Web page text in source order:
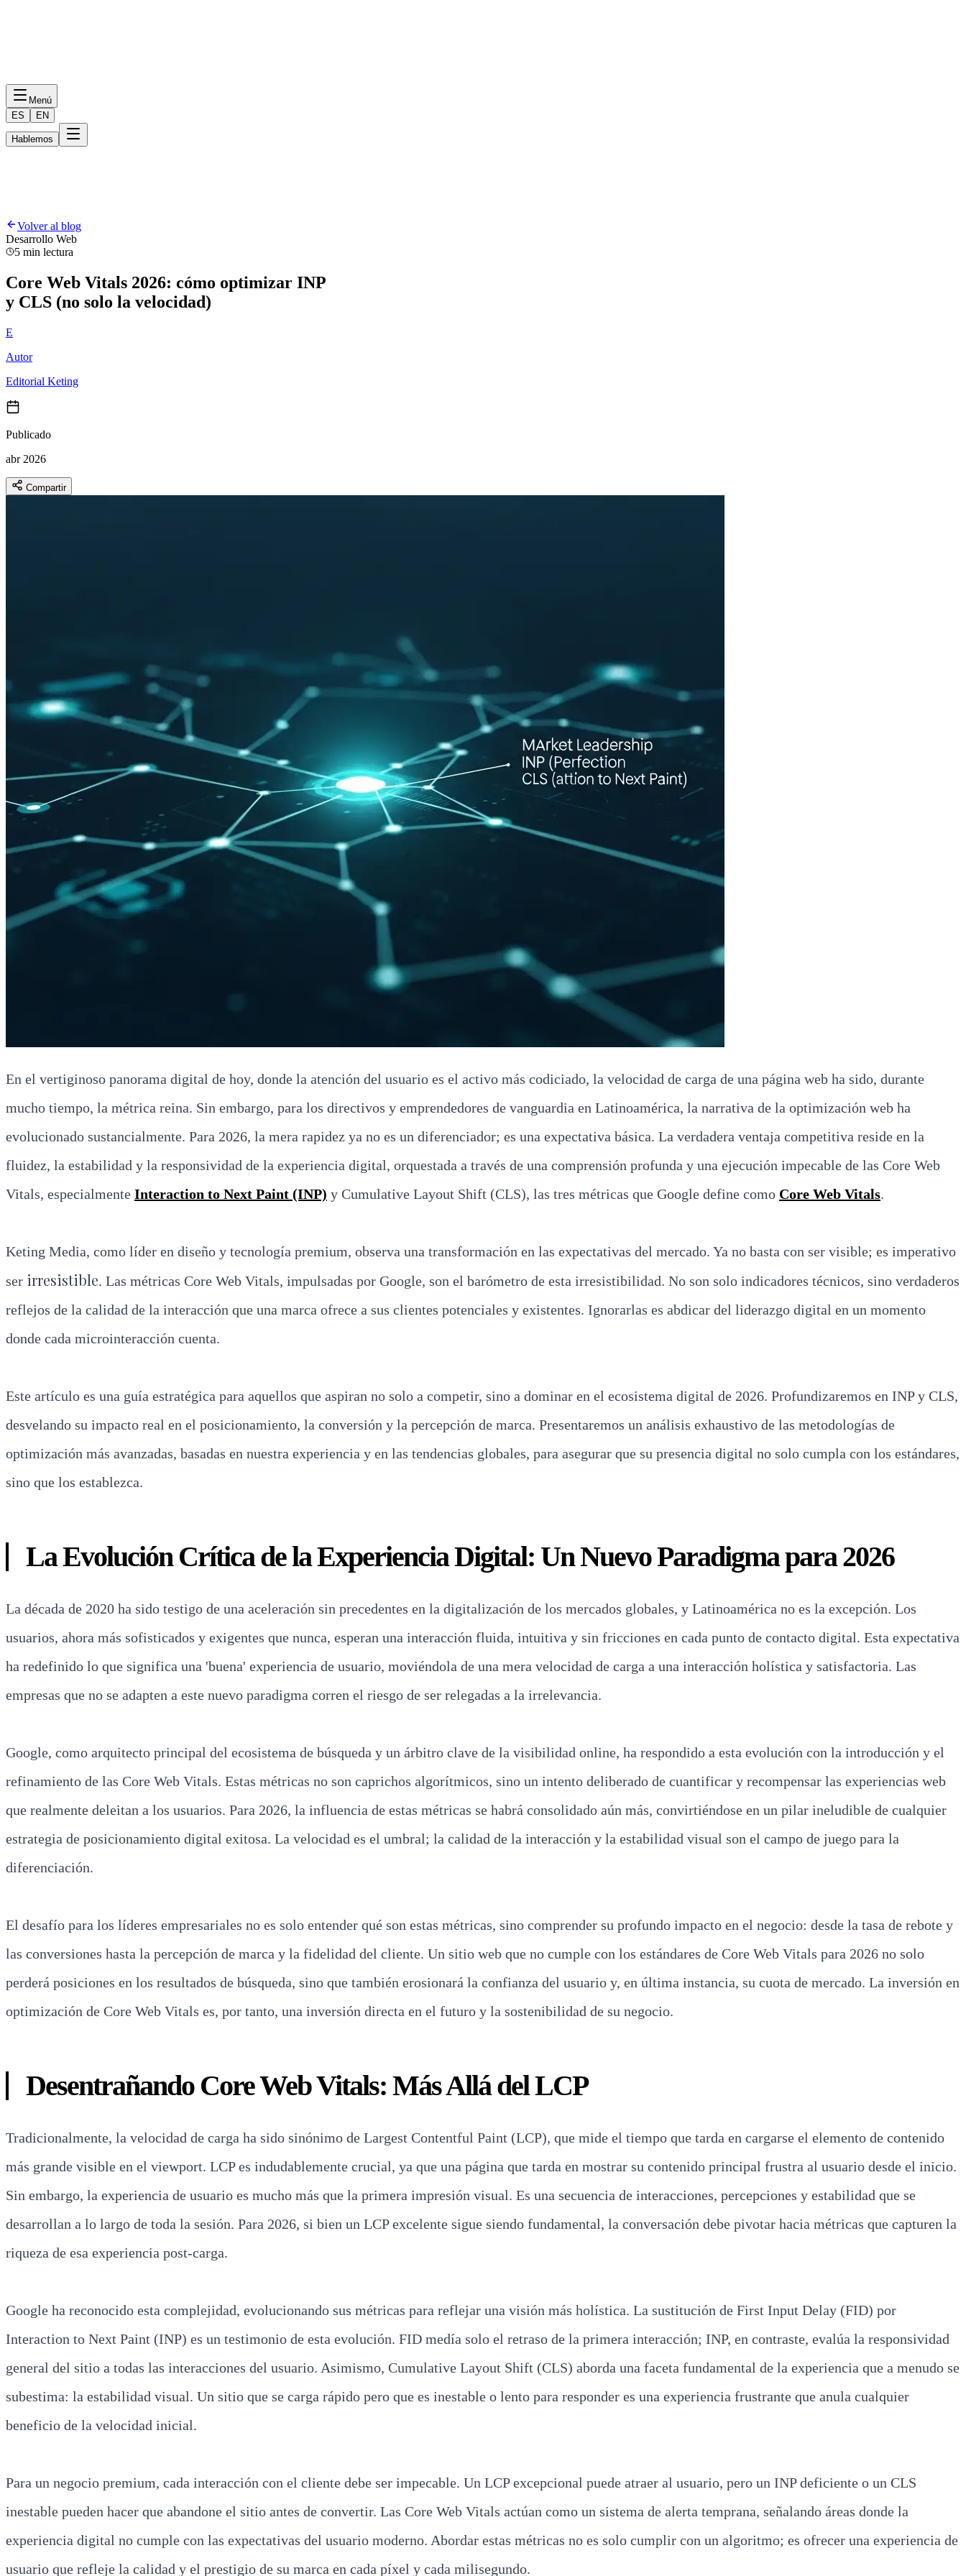
Menú
ES
EN
Hablemos
Volver al blog
Desarrollo Web
5 min lectura
Core Web Vitals 2026: cómo optimizar INP
y CLS (no solo la velocidad)
E
Autor
Editorial Keting
Publicado
abr 2026
Compartir
En el vertiginoso panorama digital de hoy, donde la atención del usuario es el activo más codiciado, la velocidad de carga de una página web ha sido, durante
mucho tiempo, la métrica reina. Sin embargo, para los directivos y emprendedores de vanguardia en Latinoamérica, la narrativa de la optimización web ha
evolucionado sustancialmente. Para 2026, la mera rapidez ya no es un diferenciador; es una expectativa básica. La verdadera ventaja competitiva reside en la
fluidez, la estabilidad y la responsividad de la experiencia digital, orquestada a través de una comprensión profunda y una ejecución impecable de las Core Web
Vitals, especialmente Interaction to Next Paint (INP) y Cumulative Layout Shift (CLS), las tres métricas que Google define como Core Web Vitals.
Keting Media, como líder en diseño y tecnología premium, observa una transformación en las expectativas del mercado. Ya no basta con ser visible; es imperativo
ser irresistible. Las métricas Core Web Vitals, impulsadas por Google, son el barómetro de esta irresistibilidad. No son solo indicadores técnicos, sino verdaderos
reflejos de la calidad de la interacción que una marca ofrece a sus clientes potenciales y existentes. Ignorarlas es abdicar del liderazgo digital en un momento
donde cada microinteracción cuenta.
Este artículo es una guía estratégica para aquellos que aspiran no solo a competir, sino a dominar en el ecosistema digital de 2026. Profundizaremos en INP y CLS,
desvelando su impacto real en el posicionamiento, la conversión y la percepción de marca. Presentaremos un análisis exhaustivo de las metodologías de
optimización más avanzadas, basadas en nuestra experiencia y en las tendencias globales, para asegurar que su presencia digital no solo cumpla con los estándares,
sino que los establezca.
La Evolución Crítica de la Experiencia Digital: Un Nuevo Paradigma para 2026
La década de 2020 ha sido testigo de una aceleración sin precedentes en la digitalización de los mercados globales, y Latinoamérica no es la excepción. Los
usuarios, ahora más sofisticados y exigentes que nunca, esperan una interacción fluida, intuitiva y sin fricciones en cada punto de contacto digital. Esta expectativa
ha redefinido lo que significa una 'buena' experiencia de usuario, moviéndola de una mera velocidad de carga a una interacción holística y satisfactoria. Las
empresas que no se adapten a este nuevo paradigma corren el riesgo de ser relegadas a la irrelevancia.
Google, como arquitecto principal del ecosistema de búsqueda y un árbitro clave de la visibilidad online, ha respondido a esta evolución con la introducción y el
refinamiento de las Core Web Vitals. Estas métricas no son caprichos algorítmicos, sino un intento deliberado de cuantificar y recompensar las experiencias web
que realmente deleitan a los usuarios. Para 2026, la influencia de estas métricas se habrá consolidado aún más, convirtiéndose en un pilar ineludible de cualquier
estrategia de posicionamiento digital exitosa. La velocidad es el umbral; la calidad de la interacción y la estabilidad visual son el campo de juego para la
diferenciación.
El desafío para los líderes empresariales no es solo entender qué son estas métricas, sino comprender su profundo impacto en el negocio: desde la tasa de rebote y
las conversiones hasta la percepción de marca y la fidelidad del cliente. Un sitio web que no cumple con los estándares de Core Web Vitals para 2026 no solo
perderá posiciones en los resultados de búsqueda, sino que también erosionará la confianza del usuario y, en última instancia, su cuota de mercado. La inversión en
optimización de Core Web Vitals es, por tanto, una inversión directa en el futuro y la sostenibilidad de su negocio.
Desentrañando Core Web Vitals: Más Allá del LCP
Tradicionalmente, la velocidad de carga ha sido sinónimo de Largest Contentful Paint (LCP), que mide el tiempo que tarda en cargarse el elemento de contenido
más grande visible en el viewport. LCP es indudablemente crucial, ya que una página que tarda en mostrar su contenido principal frustra al usuario desde el inicio.
Sin embargo, la experiencia de usuario es mucho más que la primera impresión visual. Es una secuencia de interacciones, percepciones y estabilidad que se
desarrollan a lo largo de toda la sesión. Para 2026, si bien un LCP excelente sigue siendo fundamental, la conversación debe pivotar hacia métricas que capturen la
riqueza de esa experiencia post-carga.
Google ha reconocido esta complejidad, evolucionando sus métricas para reflejar una visión más holística. La sustitución de First Input Delay (FID) por
Interaction to Next Paint (INP) es un testimonio de esta evolución. FID medía solo el retraso de la primera interacción; INP, en contraste, evalúa la responsividad
general del sitio a todas las interacciones del usuario. Asimismo, Cumulative Layout Shift (CLS) aborda una faceta fundamental de la experiencia que a menudo se
subestima: la estabilidad visual. Un sitio que se carga rápido pero que es inestable o lento para responder es una experiencia frustrante que anula cualquier
beneficio de la velocidad inicial.
Para un negocio premium, cada interacción con el cliente debe ser impecable. Un LCP excepcional puede atraer al usuario, pero un INP deficiente o un CLS
inestable pueden hacer que abandone el sitio antes de convertir. Las Core Web Vitals actúan como un sistema de alerta temprana, señalando áreas donde la
experiencia digital no cumple con las expectativas del usuario moderno. Abordar estas métricas no es solo cumplir con un algoritmo; es ofrecer una experiencia de
usuario que refleje la calidad y el prestigio de su marca en cada píxel y cada milisegundo.